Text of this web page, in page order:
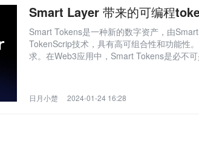
Smart Layer 带来的可编程
Smart Tokens是一种新的数字资产，由
TokenScrip技术，具有高可组合性和功能性
求。在Web3应用中，Smart Tokens是必不
线，未来可期。
日月小楚 2024-01-24 16:28